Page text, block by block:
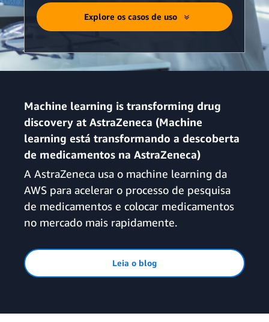
Explore os casos de uso
Machine learning is transforming drug
discovery at AstraZeneca (Machine
learning está transformando a descoberta
de medicamentos na AstraZeneca)
A AstraZeneca usa o machine learning da
AWS para acelerar o processo de pesquisa
de medicamentos e colocar medicamentos
no mercado mais rapidamente.
Leia o blog